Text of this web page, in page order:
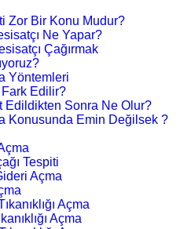
Zor Bir Konu Mudur?
Ne Yapar?
Çağırmak
Yöntemleri
Fark Edilir?
Edildikten Sonra Ne Olur?
Konusunda Emin Değilsek ?
Tespiti
Açma
Açma
Açma